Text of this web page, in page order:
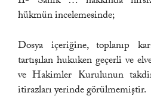
hükmün incelemesinde;
Dosya içeriğine, toplanıp
tartışılan hukuken geçerli ve
ve Hakimler Kurulunun
itirazları yerinde görülmemiştir.